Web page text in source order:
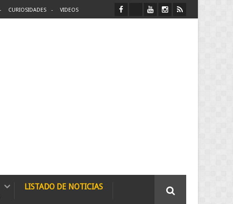
CURIOSIDADES VIDEOS
LISTADO DE NOTICIAS